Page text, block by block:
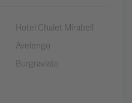
Hotel Chalet Mirabell
Avelengo
Burgraviato